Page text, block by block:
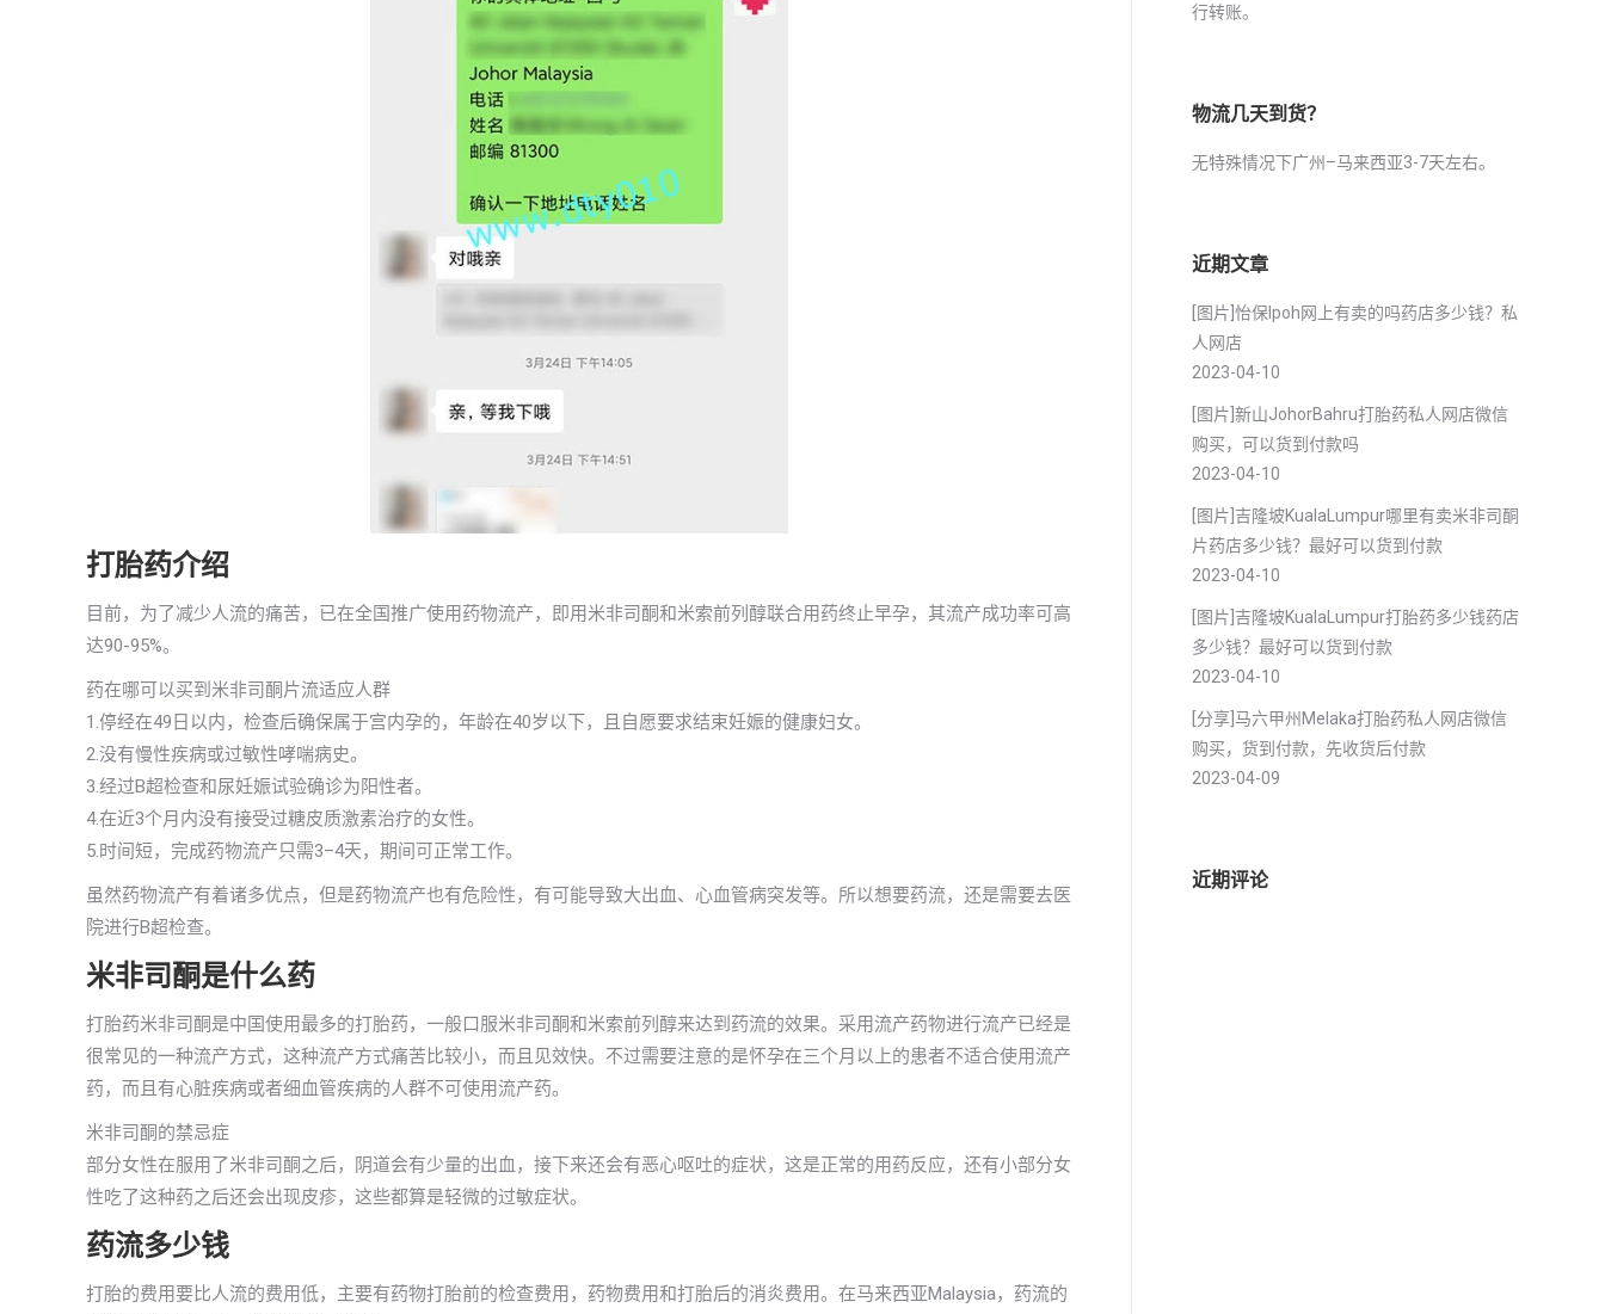
打胎药介绍
目前，为了减少人流的痛苦，已在全国推广使用药物流产，即用米非司酮和米索前列醇联合用药终止早孕，其流产成功率可高
达90-95%。
药在哪可以买到米非司酮片流适应人群
1.停经在49日以内，检查后确保属于宫内孕的，年龄在40岁以下，且自愿要求结束妊娠的健康妇女。
2.没有慢性疾病或过敏性哮喘病史。
3.经过B超检查和尿妊娠试验确诊为阳性者。
4.在近3个月内没有接受过糖皮质激素治疗的女性。
5.时间短，完成药物流产只需3–4天，期间可正常工作。
虽然药物流产有着诸多优点，但是药物流产也有危险性，有可能导致大出血、心血管病突发等。所以想要药流，还是需要去医
院进行B超检查。
米非司酮是什么药
打胎药米非司酮是中国使用最多的打胎药，一般口服米非司酮和米索前列醇来达到药流的效果。采用流产药物进行流产已经是
很常见的一种流产方式，这种流产方式痛苦比较小，而且见效快。不过需要注意的是怀孕在三个月以上的患者不适合使用流产
药，而且有心脏疾病或者细血管疾病的人群不可使用流产药。
米非司酮的禁忌症
部分女性在服用了米非司酮之后，阴道会有少量的出血，接下来还会有恶心呕吐的症状，这是正常的用药反应，还有小部分女
性吃了这种药之后还会出现皮疹，这些都算是轻微的过敏症状。
药流多少钱
打胎的费用要比人流的费用低，主要有药物打胎前的检查费用，药物费用和打胎后的消炎费用。在马来西亚Malaysia，药流的
行转账。
物流几天到货？
无特殊情况下广州–马来西亚3-7天左右。
近期文章
[图片]怡保lpoh网上有卖的吗药店多少钱？私
人网店
2023-04-10
[图片]新山JohorBahru打胎药私人网店微信
购买，可以货到付款吗
2023-04-10
[图片]吉隆坡KualaLumpur哪里有卖米非司酮
片药店多少钱？最好可以货到付款
2023-04-10
[图片]吉隆坡KualaLumpur打胎药多少钱药店
多少钱？最好可以货到付款
2023-04-10
[分享]马六甲州Melaka打胎药私人网店微信
购买，货到付款，先收货后付款
2023-04-09
近期评论